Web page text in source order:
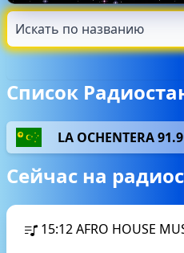
Список
LA OCHENTERA
Сейчас на
15:12AFRO HOUSE